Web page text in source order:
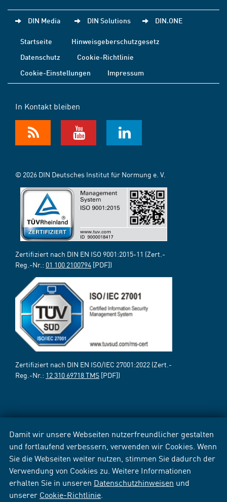
Damit wir unsere Webseiten nutzerfreundlicher gestalten
und fortlaufend verbessern, verwenden wir Cookies. Wenn
Sie die Webseiten weiter nutzen, stimmen Sie dadurch der
Verwendung von Cookies zu. Weitere Informationen
erhalten Sie in unseren Datenschutzhinweisen und
unserer Cookie-Richtlinie
DIN Media DIN Solutions DIN.ONE
Startseite
Hinweisgeberschutzgesetz
Datenschutz
Cookie-Richtlinie
Cookie-Einstellungen
Impressum
In Kontakt bleiben
© 2026 DIN Deutsches Institut für Normung e. V.
Zertifiziert nach DIN EN ISO 9001:2015-11 (Zert.-
Reg.-Nr.: 01 100 2100794 [PDF])
Zertifiziert nach DIN EN ISO/IEC 27001:2022 (Zert.-
Reg.-Nr.: 12 310 69718 TMS [PDF])